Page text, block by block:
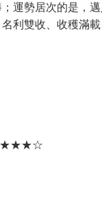
運勢居次的是，
利雙收、收穫滿